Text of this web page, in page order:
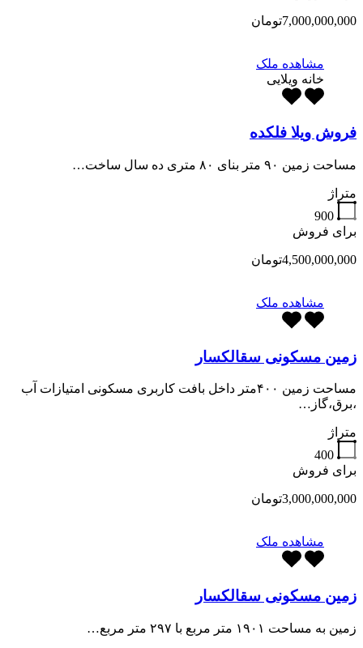
7,000,000,000تومان
مشاهده ملک
خانه ویلایی
فروش ویلا فلکده
مساحت زمین ۹۰ متر بنای ۸۰ متری ده سال ساخت…
متراژ
900
برای فروش
4,500,000,000تومان
مشاهده ملک
زمین مسکونی سقالکسار
مساحت زمین ۴۰۰متر داخل بافت کاربری مسکونی امتیازات آب
،برق،گاز…
متراژ
400
برای فروش
3,000,000,000تومان
مشاهده ملک
زمین مسکونی سقالکسار
زمین به مساحت ۱۹۰۱ متر مربع با ۲۹۷ متر مربع…